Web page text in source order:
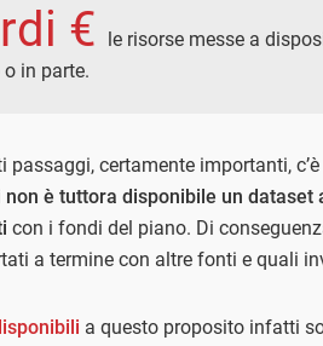
€
le risorse messe a
in parte.
passaggi, certamente importanti,
non è tuttora disponibile un
con i fondi del piano. Di
a termine con altre fonti e quali
a questo proposito infatti